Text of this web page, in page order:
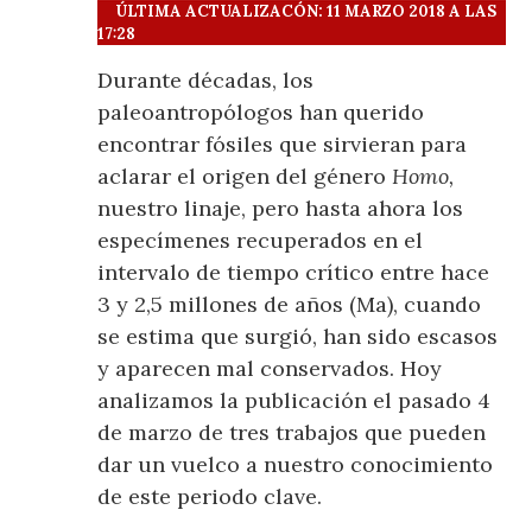
ÚLTIMA ACTUALIZACÓN: 11 MARZO 2018 A LAS
17:28
Durante décadas, los
paleoantropólogos han querido
encontrar fósiles que sirvieran para
aclarar el origen del géneroHomo,
nuestro linaje, pero hasta ahora los
especímenes recuperados en el
intervalo de tiempo crítico entre hace
3 y 2,5 millones de años (Ma), cuando
se estima que surgió, han sido escasos
y aparecen mal conservados. Hoy
analizamos la publicación el pasado 4
de marzo de tres trabajos que pueden
dar un vuelco a nuestro conocimiento
de este periodo clave.